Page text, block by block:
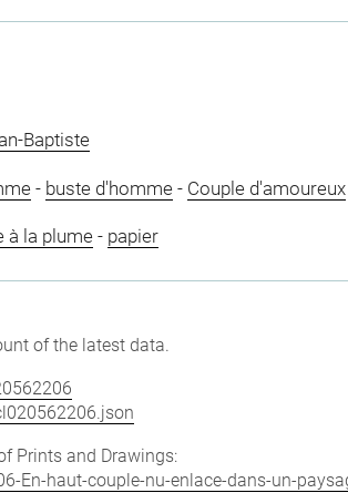
Baptiste
- buste d'homme- Couple d'amoureux
à la plume- papier
of the latest data.
Prints and Drawings:
En-haut-couple-nu-enlace-dans-un-